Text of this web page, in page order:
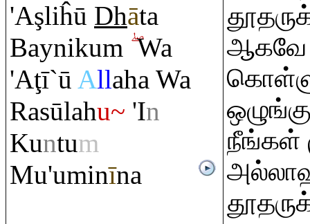
'Aşliĥū Dhāta
Baynikum Wa
'Aţī`ū Allaha Wa
Rasūlahu~ 'In
Kuntum
Mu'uminīna
ஆகவே
நீங்கள்